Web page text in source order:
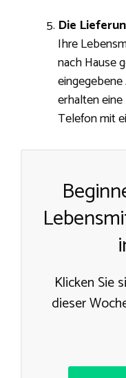
Die
Ihre
nach Hause
erhalten
Telefon mit
Klicken Sie
dieser